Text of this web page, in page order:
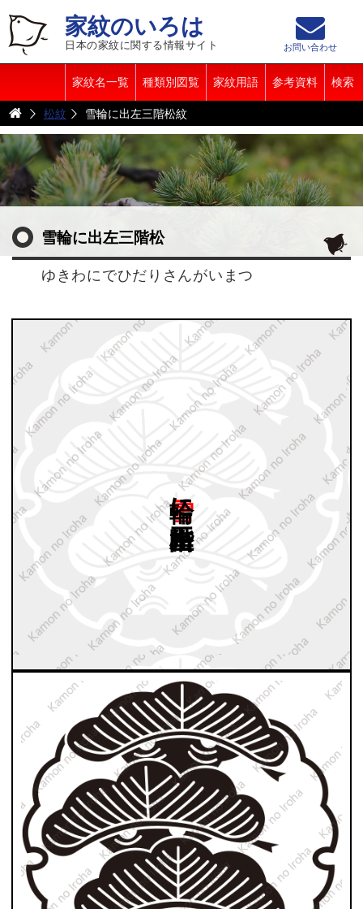
家紋のいろは
日本の家紋に関する情報サイト
家紋名一覧 種類別図覧 家紋用語 参考資料 検索
お問い合わせ
松紋 雪輪に出左三階松紋
雪輪に出左三階松
ゆきわにでひだりさんがいまつ
出左三階松